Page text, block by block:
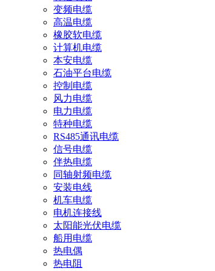
变频电缆
高温电缆
橡胶软电缆
计算机电缆
本安电缆
石油平台电缆
控制电缆
风力电缆
电力电缆
特种电缆
RS485通讯电缆
信号电缆
伴热电缆
同轴射频电缆
安装电线
机车电缆
电机连接线
太阳能光伏电缆
船用电缆
热电偶
热电阻